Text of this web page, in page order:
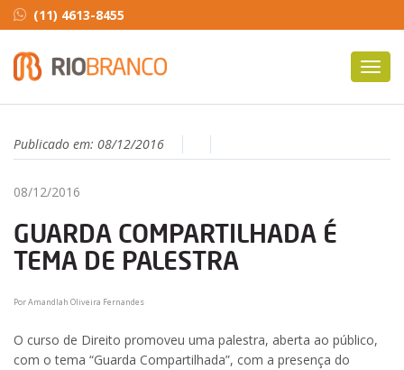
(11) 4613-8455
Publicado em: 08/12/2016
08/12/2016
GUARDA COMPARTILHADA É
TEMA DE PALESTRA
Por Amandlah Oliveira Fernandes
O curso de Direito promoveu uma palestra, aberta ao público,
com o tema “Guarda Compartilhada”, com a presença do